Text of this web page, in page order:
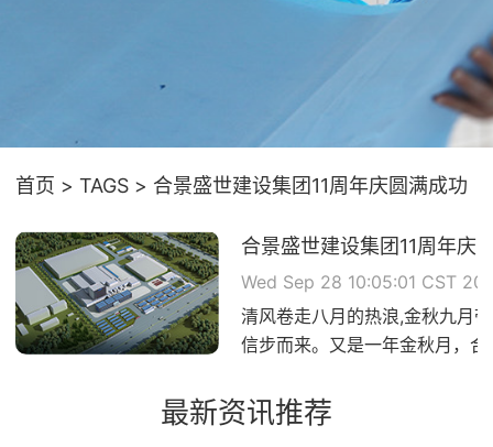
首页 TAGS 合景盛世建设集团11周年庆圆满成功
合景盛世建设集团11周年庆
Wed Sep 28 10:05:01 CST
清风卷走八月的热浪,金秋九月
信步而来。又是一年金秋月，合
最新资讯推荐